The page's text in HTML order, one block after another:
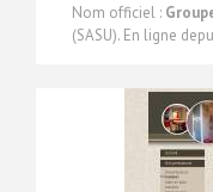
Nom officiel :
(SASU). En ligne